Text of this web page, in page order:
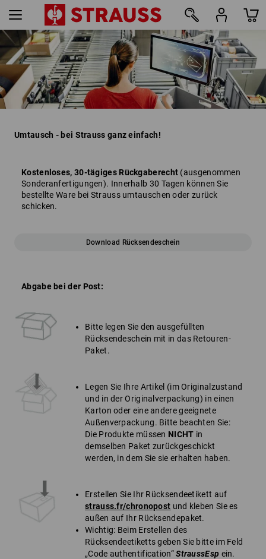
Umtausch - bei Strauss ganz einfach!
Kostenloses, 30-tägiges Rückgaberecht (ausgenommen
Sonderanfertigungen). Innerhalb 30 Tagen können Sie
bestellte Ware bei Strauss umtauschen oder zurück
schicken.
Download Rücksendeschein
Abgabe bei der Post:
Bitte legen Sie den ausgefüllten
Rücksendeschein mit in das Retouren-
Paket.
Legen Sie Ihre Artikel (im Originalzustand
und in der Originalverpackung) in einen
Karton oder eine andere geeignete
Außenverpackung. Bitte beachten Sie:
Die Produkte müssen NICHT in
demselben Paket zurückgeschickt
werden, in dem Sie sie erhalten haben.
Erstellen Sie Ihr Rücksendeetikett auf
strauss.fr/chronopost und kleben Sie es
außen auf Ihr Rücksendepaket.
Wichtig: Beim Erstellen des
Rücksendeetiketts geben Sie bitte im Feld
„Code authentification“StraussEsp ein.